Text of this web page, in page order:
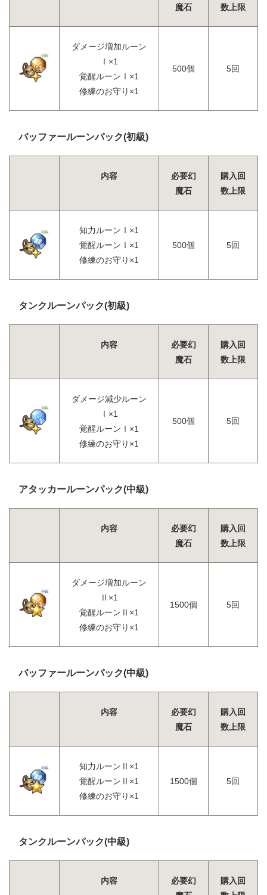
魔石
数上限
ダメージ増加ルーン
Ⅰ×1
覚醒ルーンⅠ×1
修練のお守り×1
500個 5回
バッファールーンパック(初級)
内容
必要幻
魔石
購入回
数上限
知力ルーンⅠ×1
覚醒ルーンⅠ×1
修練のお守り×1
500個 5回
タンクルーンパック(初級)
内容
必要幻
魔石
購入回
数上限
ダメージ減少ルーン
Ⅰ×1
覚醒ルーンⅠ×1
修練のお守り×1
500個 5回
アタッカールーンパック(中級)
内容
必要幻
魔石
購入回
数上限
ダメージ増加ルーン
Ⅱ×1
覚醒ルーンⅡ×1
修練のお守り×1
1500個 5回
バッファールーンパック(中級)
内容
必要幻
魔石
購入回
数上限
知力ルーンⅡ×1
覚醒ルーンⅡ×1
修練のお守り×1
1500個 5回
タンクルーンパック(中級)
内容
必要幻
購入回